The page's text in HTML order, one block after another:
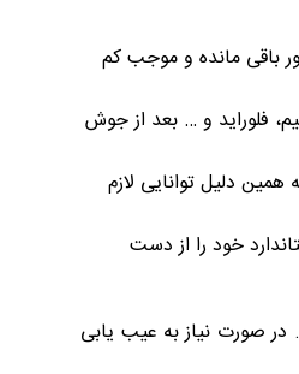
باقی مانده و موجب کم
فلوراید و … بعد از جوش
دلیل توانایی لازم
خود را از دست
صورت نیاز به عیب یابی